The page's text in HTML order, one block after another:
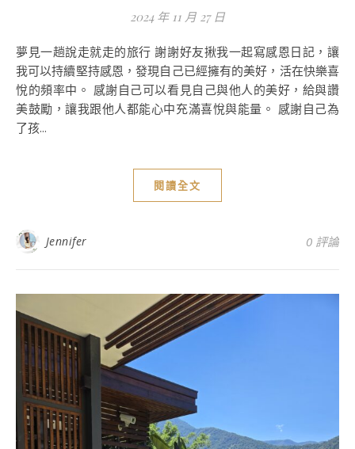
2024 年 11 月 27 日
夢見一趟說走就走的旅行 謝謝好友揪我一起寫感恩日記，讓
我可以持續堅持感恩，發現自己已經擁有的美好，活在快樂喜
悅的頻率中。 感謝自己可以看見自己與他人的美好，給與讚
美鼓勵，讓我跟他人都能心中充滿喜悅與能量。 感謝自己為
了孩...
閱讀全文
Jennifer 0 評論